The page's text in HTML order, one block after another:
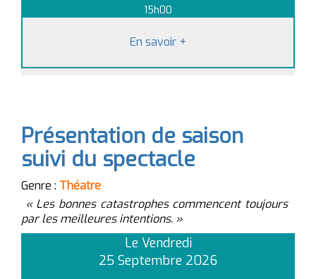
15h00
En savoir +
Présentation de saison
suivi du spectacle
Genre : Théatre
« Les bonnes catastrophes commencent toujours
par les meilleures intentions. »
Le Vendredi
25 Septembre 2026